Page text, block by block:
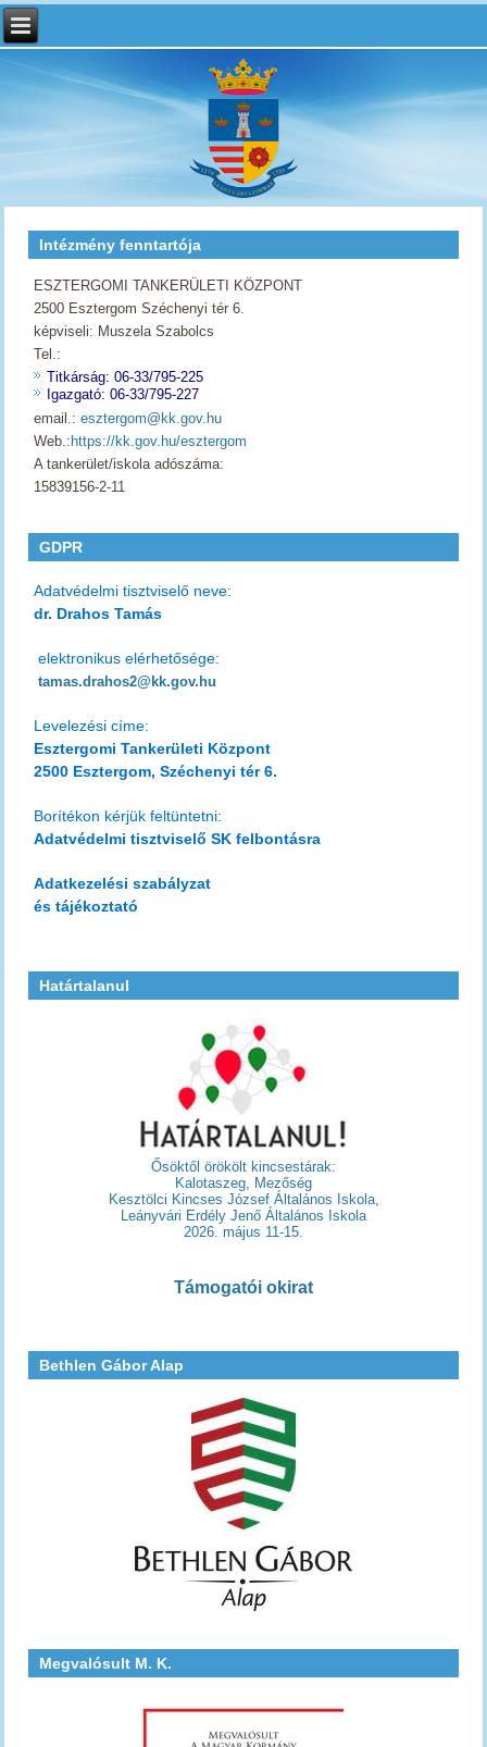
Intézmény fenntartója
ESZTERGOMI TANKERÜLETI KÖZPONT
2500 Esztergom Széchenyi tér 6.
képviseli: Muszela Szabolcs
Tel.:
Titkárság: 06-33/795-225
Igazgató: 06-33/795-227
email.:esztergom@kk.gov.hu
Web.: https://kk.gov.hu/esztergom
A tankerület/iskola adószáma:
15839156-2-11
GDPR
Adatvédelmi tisztviselő neve:
dr. Drahos Tamás
elektronikus elérhetősége:
tamas.drahos2@kk.gov.hu
Levelezési címe:
Esztergomi Tankerületi Központ
2500 Esztergom, Széchenyi tér 6.
Borítékon kérjük feltüntetni:
Adatvédelmi tisztviselő SK felbontásra
Adatkezelési szabályzat
és tájékoztató
Határtalanul
Ősöktől örökölt kincsestárak:
Kalotaszeg, Mezőség
Kesztölci Kincses József Általános Iskola,
Leányvári Erdély Jenő Általános Iskola
2026. május 11-15.
Támogatói okirat
Bethlen Gábor Alap
Megvalósult M. K.